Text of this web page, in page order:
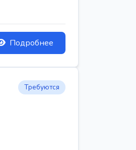
Подробнее
Требуются